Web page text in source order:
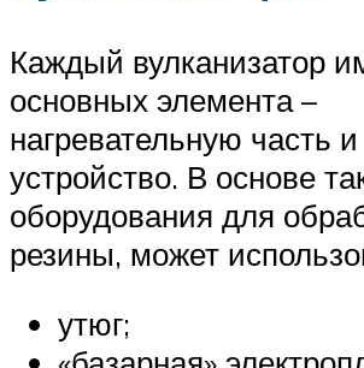
Каждый вулканизатор
основных элемента –
нагревательную часть
устройство. В основе
оборудования для
резины, может
утюг;